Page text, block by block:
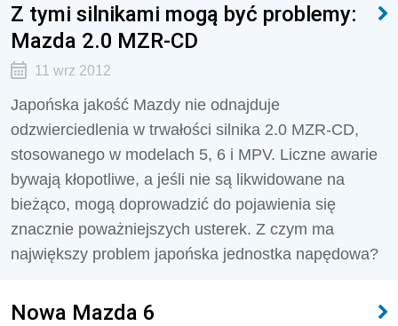
Z tymi silnikami mogą być problemy:
Mazda 2.0 MZR-CD
11 wrz 2012
Japońska jakość Mazdy nie odnajduje
odzwierciedlenia w trwałości silnika 2.0 MZR-CD,
stosowanego w modelach 5, 6 i MPV. Liczne awarie
bywają kłopotliwe, a jeśli nie są likwidowane na
bieżąco, mogą doprowadzić do pojawienia się
znacznie poważniejszych usterek. Z czym ma
największy problem japońska jednostka napędowa?
Nowa Mazda 6